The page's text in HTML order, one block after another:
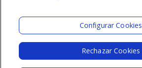
Configurar Cookies
Rechazar Cookies